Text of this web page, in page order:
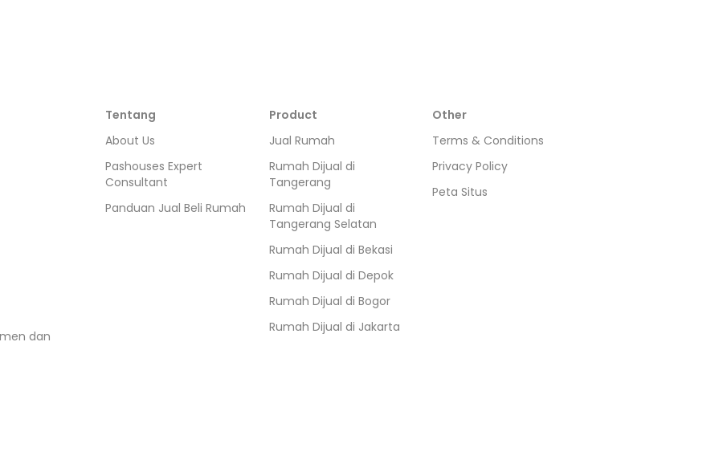
dan
Tentang
About Us
Pashouses Expert
Consultant
Panduan Jual Beli Rumah
Product
Jual Rumah
Rumah Dijual di
Tangerang
Rumah Dijual di
Tangerang Selatan
Rumah Dijual di Bekasi
Rumah Dijual di Depok
Rumah Dijual di Bogor
Rumah Dijual di Jakarta
Other
Terms & Conditions
Privacy Policy
Peta Situs